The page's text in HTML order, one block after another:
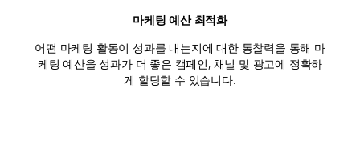
마케팅 예산 최적화
어떤 마케팅 활동이 성과를 내는지에 대한 통찰력을 통해 마
케팅 예산을 성과가 더 좋은 캠페인, 채널 및 광고에 정확하
게 할당할 수 있습니다.